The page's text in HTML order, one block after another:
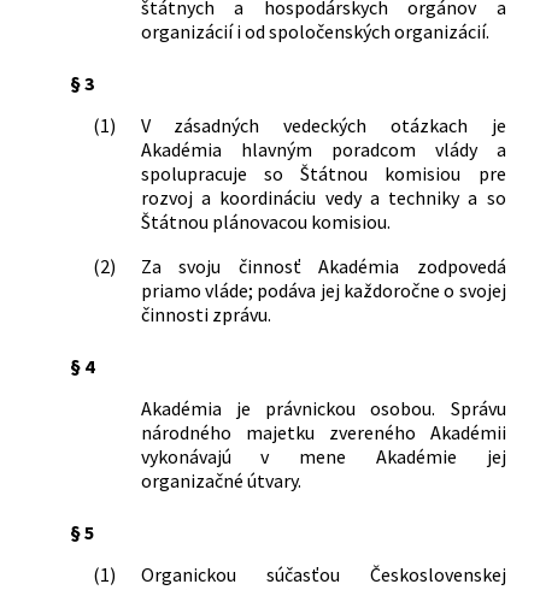
štátnych a hospodárskych orgánov a
organizácií i od spoločenských organizácií.
§ 3
(1)
V zásadných vedeckých otázkach je
Akadémia hlavným poradcom vlády a
spolupracuje so Štátnou komisiou pre
rozvoj a koordináciu vedy a techniky a so
Štátnou plánovacou komisiou.
(2)
Za svoju činnosť Akadémia zodpovedá
priamo vláde; podáva jej každoročne o svojej
činnosti zprávu.
§ 4
Akadémia je právnickou osobou. Správu
národného majetku zvereného Akadémii
vykonávajú v mene Akadémie jej
organizačné útvary.
§ 5
(1)
Organickou súčasťou Československej